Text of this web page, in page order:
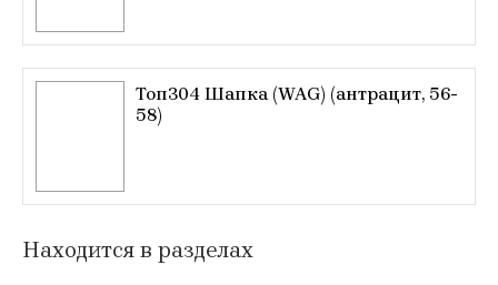
Топ304 Шапка (WAG) (антрацит, 56-
58)
Находится в разделах